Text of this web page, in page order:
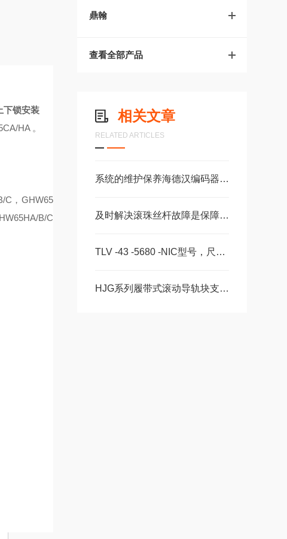
鼎翰
查看全部产品
相关文章
RELATED ARTICLES
系统的维护保养海德汉编码器系统是保障长期高效运转的重要环节
及时解决滚珠丝杆故障是保障自动化产线稳定高效的关键
TLV -43 -5680 -NIC型号，尺寸，长度CS -28 -100 -2RS -B -NIC 。
HJG系列履带式滚动导轨块支承型号HJG-K3040A、HJG-K3650A
下锁安装
/HA 。
C ， GHW65
/B/C